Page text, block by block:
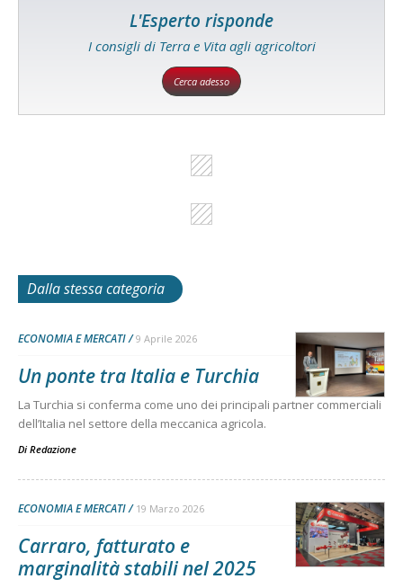
L'Esperto risponde
I consigli di Terra e Vita agli agricoltori
Cerca adesso
Dalla stessa categoria
ECONOMIA E MERCATI 9 Aprile 2026
Un ponte tra Italia e Turchia
La Turchia si conferma come uno dei principali partner commerciali
dell’Italia nel settore della meccanica agricola.
Di Redazione
ECONOMIA E MERCATI 19 Marzo 2026
Carraro, fatturato e
marginalità stabili nel 2025